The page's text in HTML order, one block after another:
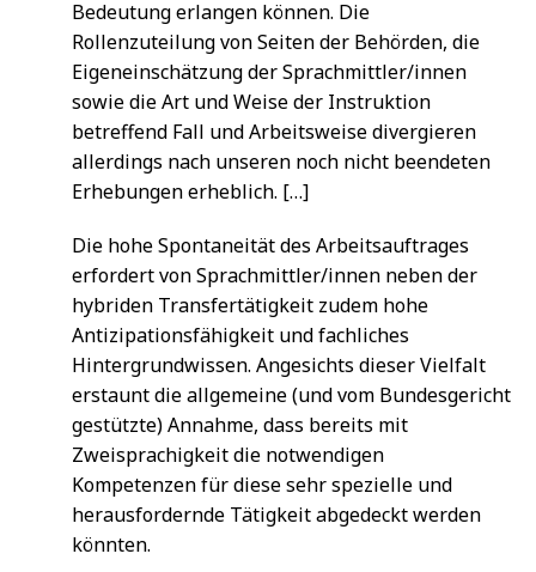
Bedeutung erlangen können. Die
Rollenzuteilung von Seiten der Behörden, die
Eigeneinschätzung der Sprachmittler/innen
sowie die Art und Weise der Instruktion
betreffend Fall und Arbeitsweise divergieren
allerdings nach unseren noch nicht beendeten
Erhebungen erheblich. […]
Die hohe Spontaneität des Arbeitsauftrages
erfordert von Sprachmittler/innen neben der
hybriden Transfertätigkeit zudem hohe
Antizipationsfähigkeit und fachliches
Hintergrundwissen. Angesichts dieser Vielfalt
erstaunt die allgemeine (und vom Bundesgericht
gestützte) Annahme, dass bereits mit
Zweisprachigkeit die notwendigen
Kompetenzen für diese sehr spezielle und
herausfordernde Tätigkeit abgedeckt werden
könnten.